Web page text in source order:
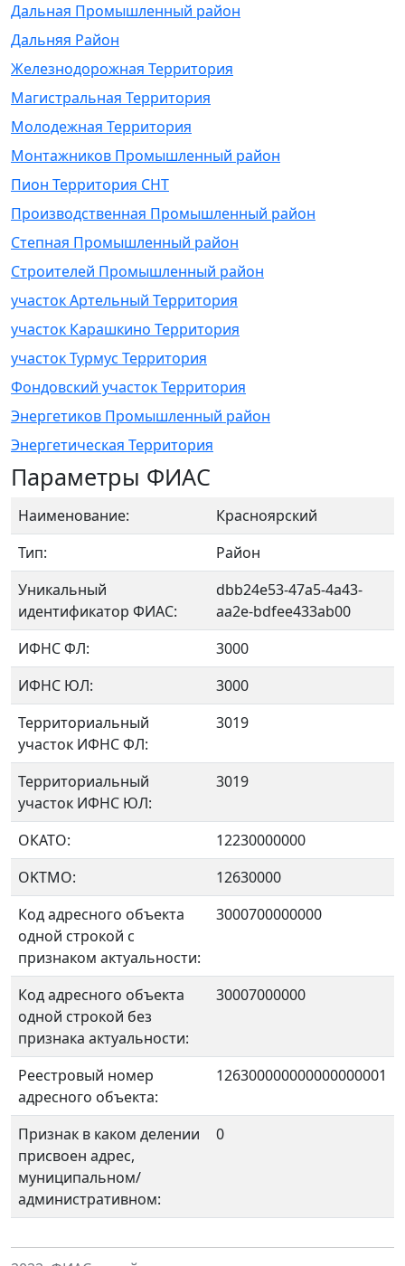
Дальная Промышленный район
Дальняя Район
Железнодорожная Территория
Магистральная Территория
Молодежная Территория
Монтажников Промышленный район
Пион Территория СНТ
Производственная Промышленный район
Степная Промышленный район
Строителей Промышленный район
участок Артельный Территория
участок Карашкино Территория
участок Турмус Территория
Фондовский участок Территория
Энергетиков Промышленный район
Энергетическая Территория
Параметры ФИАС
Наименование:
Красноярский
Тип:
Район
Уникальный
идентификатор ФИАС:
dbb24e53-47a5-4a43-
aa2e-bdfee433ab00
ИФНС ФЛ:
3000
ИФНС ЮЛ:
3000
Территориальный
участок ИФНС ФЛ:
3019
Территориальный
участок ИФНС ЮЛ:
3019
ОКАТО:
12230000000
OKTMO:
12630000
Код адресного объекта
одной строкой с
признаком актуальности:
3000700000000
Код адресного объекта
одной строкой без
признака актуальности:
30007000000
Реестровый номер
адресного объекта:
126300000000000000001
Признак в каком делении
присвоен адрес,
муниципальном/
административном:
0